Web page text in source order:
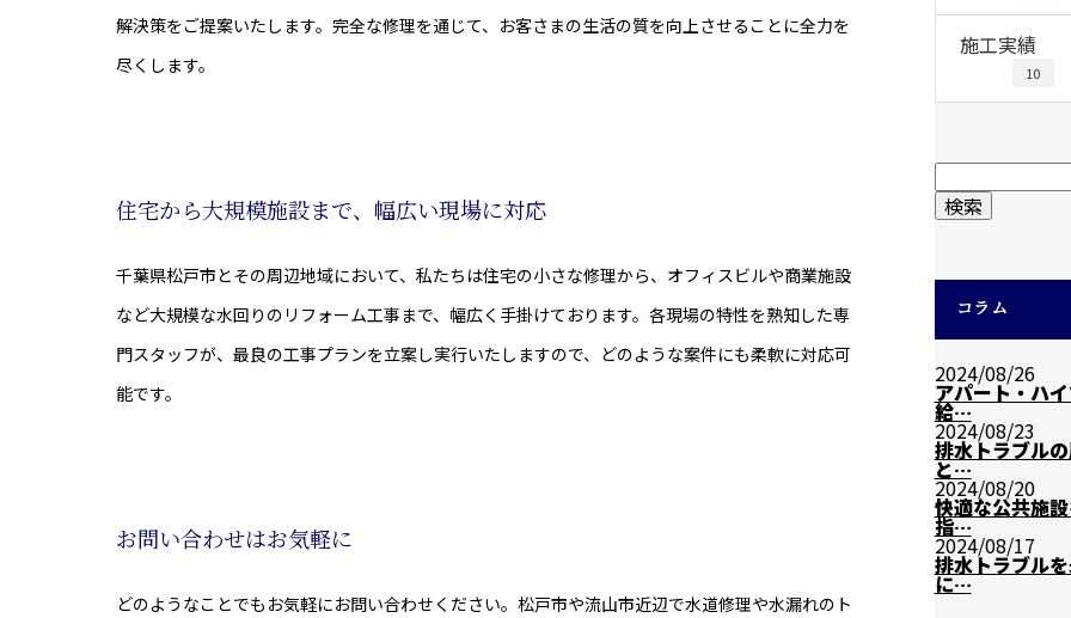
解決策をご提案いたします。完全な修理を通じて、お客さまの生活の質を向上させることに全力を
尽くします。
住宅から大規模施設まで、幅広い現場に対応
千葉県松戸市とその周辺地域において、私たちは住宅の小さな修理から、オフィスビルや商業施設
など大規模な水回りのリフォーム工事まで、幅広く手掛けております。各現場の特性を熟知した専
門スタッフが、最良の工事プランを立案し実行いたしますので、どのような案件にも柔軟に対応可
能です。
お問い合わせはお気軽に
どのようなことでもお気軽にお問い合わせください。松戸市や流山市近辺で水道修理や水漏れのト
施工実績
10
コラム
2024/08/26
アパート・ハ
給…
2024/08/23
排水トラブル
と…
2024/08/20
快適な公共施
指…
2024/08/17
排水トラブル
に…